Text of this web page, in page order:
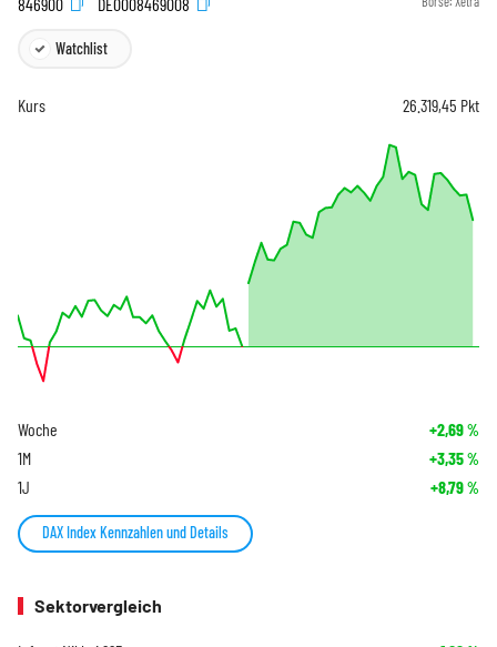
Watchlist
Kurs 26.319,45 Pkt
Woche +2,69%
1M +3,35%
1J +8,79%
DAX Index Kennzahlen und Details
Sektorvergleich